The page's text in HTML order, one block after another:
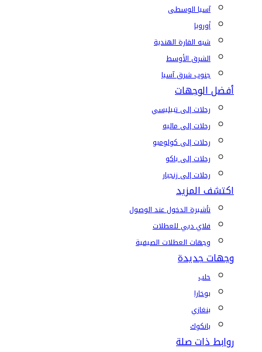
آسيا الوسطى
أوروبا
شبه القارة الهندية
الشرق الأوسط
جنوب شرق آسيا
أفضل الوجهات
رحلات إلى تبيليسي
رحلات إلى ماليه
رحلات إلى كولومبو
رحلات إلى باكو
رحلات إلى زنجبار
اكتشف المزيد
تأشيرة الدخول عند الوصول
فلاي دبي للعطلات
وجهات العطلات الصيفية
وجهات جديدة
حلب
بوخارا
بنغازي
بانكوك
روابط ذات صلة